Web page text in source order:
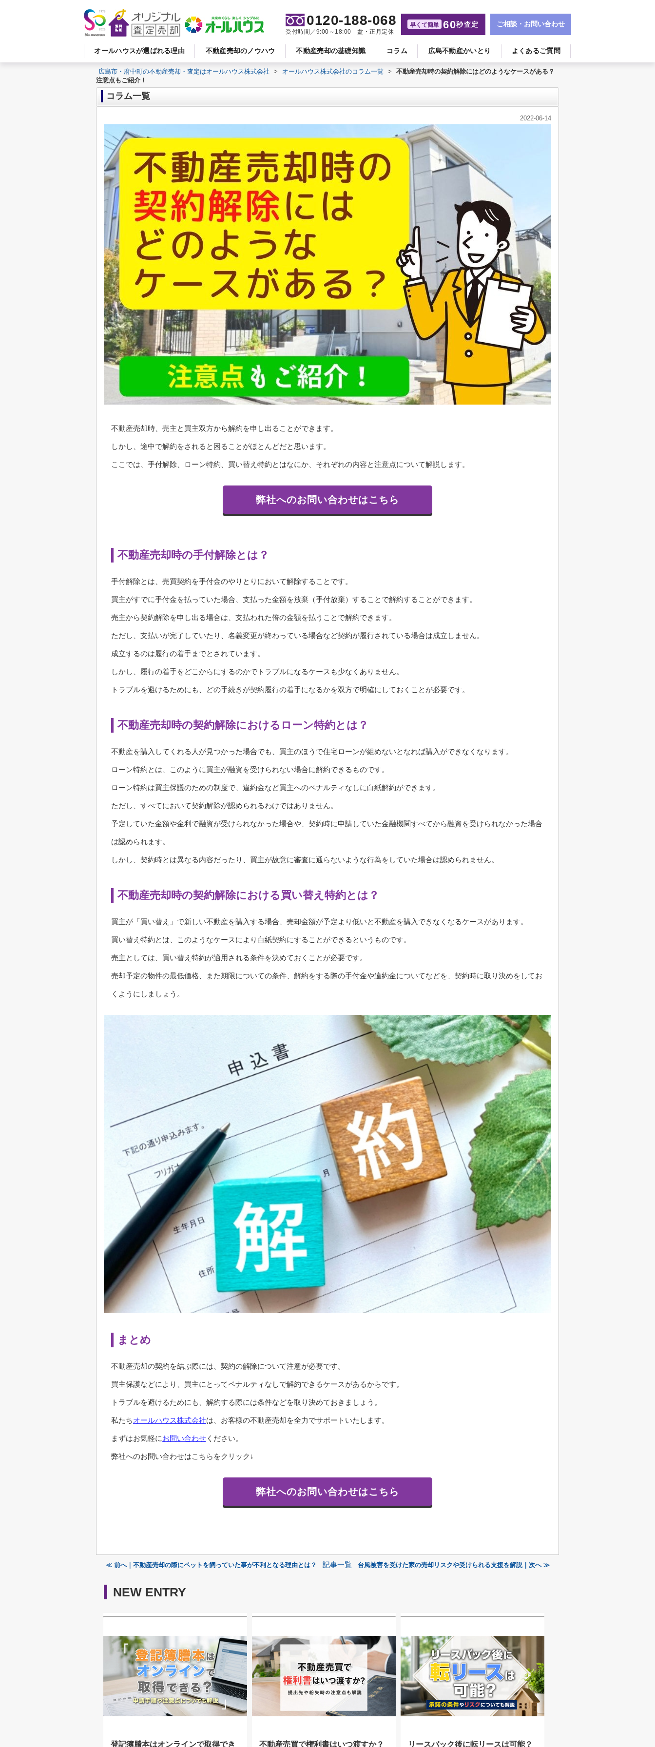
オールハウスが選ばれる理由 不動産売却のノウハウ 不動産売却の基礎知識 コラム 広島不動産かいとり よくあるご質問
0120-188-068
受付時間／9:00～18:00 盆・正月定休
早くて簡単 60秒査定 ご相談・お問い合わせ
広島市・府中町の不動産売却・査定はオールハウス株式会社 > オールハウス株式会社のコラム一覧 >
不動産売却時の契約解除にはどのようなケースがある？
注意点もご紹介！
コラム一覧
2022-06-14
不動産売却時、売主と買主双方から解約を申し出ることができます。
しかし、途中で解約をされると困ることがほとんどだと思います。
ここでは、手付解除、ローン特約、買い替え特約とはなにか、それぞれの内容と注意点について解説します。
弊社へのお問い合わせはこちら
不動産売却時の手付解除とは？
手付解除とは、売買契約を手付金のやりとりにおいて解除することです。
買主がすでに手付金を払っていた場合、支払った金額を放棄（手付放棄）することで解約することができます。
売主から契約解除を申し出る場合は、支払われた倍の金額を払うことで解約できます。
ただし、支払いが完了していたり、名義変更が終わっている場合など契約が履行されている場合は成立しません。
成立するのは履行の着手までとされています。
しかし、履行の着手をどこからにするのかでトラブルになるケースも少なくありません。
トラブルを避けるためにも、どの手続きが契約履行の着手になるかを双方で明確にしておくことが必要です。
不動産売却時の契約解除におけるローン特約とは？
不動産を購入してくれる人が見つかった場合でも、買主のほうで住宅ローンが組めないとなれば購入ができなくなります。
ローン特約とは、このように買主が融資を受けられない場合に解約できるものです。
ローン特約は買主保護のための制度で、違約金など買主へのペナルティなしに白紙解約ができます。
ただし、すべてにおいて契約解除が認められるわけではありません。
予定していた金額や金利で融資が受けられなかった場合や、契約時に申請していた金融機関すべてから融資を受けられなかった場合
は認められます。
しかし、契約時とは異なる内容だったり、買主が故意に審査に通らないような行為をしていた場合は認められません。
不動産売却時の契約解除における買い替え特約とは？
買主が「買い替え」で新しい不動産を購入する場合、売却金額が予定より低いと不動産を購入できなくなるケースがあります。
買い替え特約とは、このようなケースにより白紙契約にすることができるというものです。
売主としては、買い替え特約が適用される条件を決めておくことが必要です。
売却予定の物件の最低価格、また期限についての条件、解約をする際の手付金や違約金についてなどを、契約時に取り決めをしてお
くようにしましょう。
まとめ
不動産売却の契約を結ぶ際には、契約の解除について注意が必要です。
買主保護などにより、買主にとってペナルティなしで解約できるケースがあるからです。
トラブルを避けるためにも、解約する際には条件などを取り決めておきましょう。
私たちオールハウス株式会社は、お客様の不動産売却を全力でサポートいたします。
まずはお気軽にお問い合わせ ください。
弊社へのお問い合わせはこちらをクリック↓
弊社へのお問い合わせはこちら
≪ 前へ｜不動産売却の際にペットを飼っていた事が不利となる理由とは？ 記事一覧 台風被害を受けた家の売却リスクや受けられる支援を解説｜次へ ≫
NEW ENTRY
登記簿謄本はオンラインで取得でき 不動産売買で権利書はいつ渡すか？ リースバック後に転リースは可能？